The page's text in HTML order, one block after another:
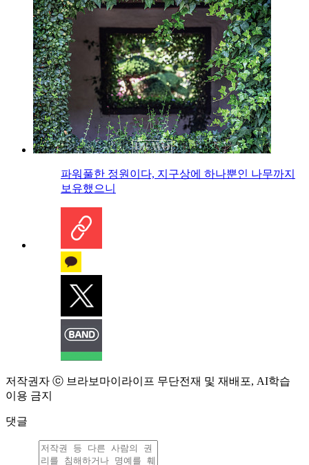
파워풀한 정원이다, 지구상에 하나뿐인 나무까지
보유했으니
저작권자 ⓒ 브라보마이라이프 무단전재 및 재배포, AI학습
이용 금지
댓글